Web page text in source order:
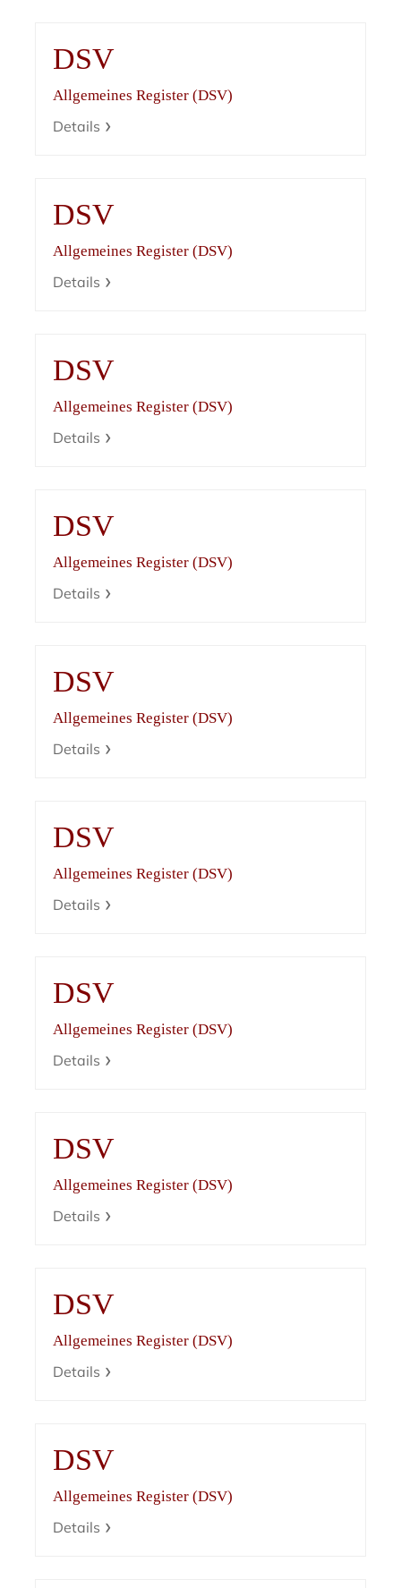
DSV
Allgemeines Register (DSV)
Details
DSV
Allgemeines Register (DSV)
Details
DSV
Allgemeines Register (DSV)
Details
DSV
Allgemeines Register (DSV)
Details
DSV
Allgemeines Register (DSV)
Details
DSV
Allgemeines Register (DSV)
Details
DSV
Allgemeines Register (DSV)
Details
DSV
Allgemeines Register (DSV)
Details
DSV
Allgemeines Register (DSV)
Details
DSV
Allgemeines Register (DSV)
Details